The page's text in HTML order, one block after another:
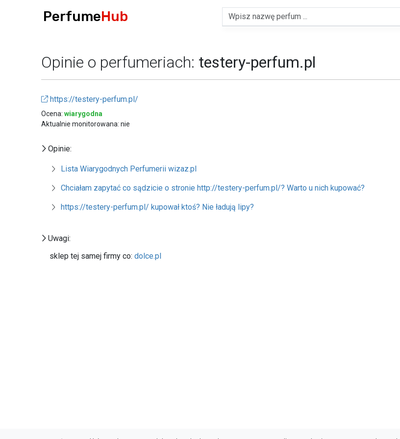
PerfumeHub
Opinie o perfumeriach: testery-perfum.pl
https://testery-perfum.pl/
Ocena: wiarygodna
Aktualnie monitorowana: nie
Opinie:
Lista Wiarygodnych Perfumerii wizaz.pl
Chciałam zapytać co sądzicie o stronie http://testery-perfum.pl/? Warto u nich kupować?
https://testery-perfum.pl/ kupował ktoś? Nie ładują lipy?
Uwagi:
sklep tej samej firmy co: dolce.pl